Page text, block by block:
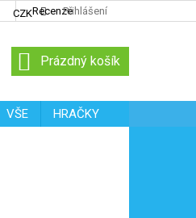
Recenze
CZK Přihlášení
NÁKUPNÍ
KOŠÍK
Prázdný košík
VŠE
HRAČKY